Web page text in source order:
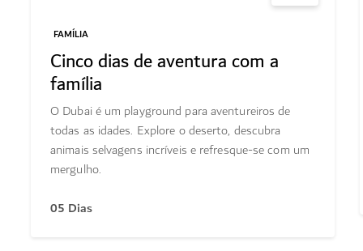
FAMÍLIA
Cinco dias de aventura com a
família
O Dubai é um playground para aventureiros de
todas as idades. Explore o deserto, descubra
animais selvagens incríveis e refresque-se com um
mergulho.
05 Dias